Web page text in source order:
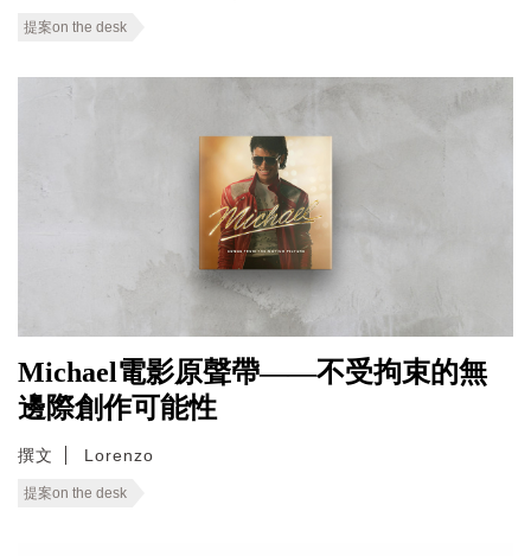
提案on the desk
Michael電影原聲帶——不受拘束的無
邊際創作可能性
撰文 Lorenzo
提案on the desk